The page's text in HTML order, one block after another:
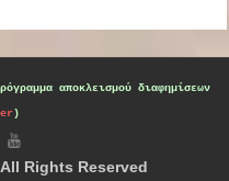
αποκλεισμού διαφημίσεων
)
Rights Reserved